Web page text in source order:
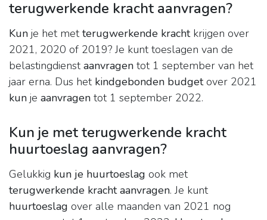
terugwerkende kracht aanvragen?
Kun je het metterugwerkende krachtkrijgen over
2021, 2020 of 2019? Je kunt toeslagen van de
belastingdienstaanvragen tot 1 september van het
jaar erna. Dus het kindgebonden budgetover 2021
kun je aanvragen tot 1 september 2022.
Kun je met terugwerkende kracht
huurtoeslag aanvragen?
Gelukkig kun je huurtoeslag ook met
terugwerkende kracht aanvragen. Je kunt
huurtoeslag over alle maanden van 2021 nog